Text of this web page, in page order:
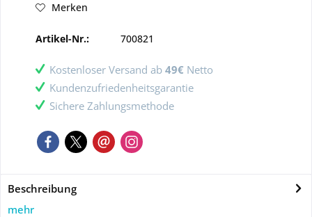
Merken
Artikel-Nr.: 700821
Kostenloser Versand ab 49€ Netto
Kundenzufriedenheitsgarantie
Sichere Zahlungsmethode
Beschreibung
mehr